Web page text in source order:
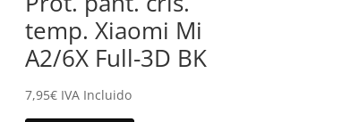
temp. Xiaomi Mi
A2/6X Full-3D BK
7,95€ IVA Incluido